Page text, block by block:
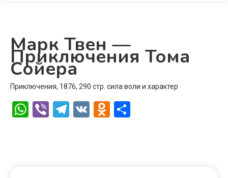
Марк Твен —
Приключения Тома
Сойера
Приключения, 1876, 290 стр. сила воли и характер
WhatsApp
ViberTelegram
VK Odnoklassniki